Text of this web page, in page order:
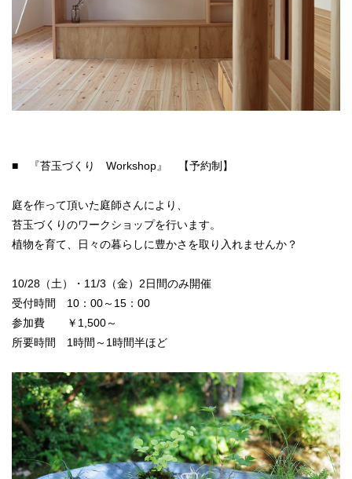
■ 『苔玉づくり Workshop』 【予約制】
庭を作って頂いた庭師さんにより、
苔玉づくりのワークショップを行います。
植物を育て、日々の暮らしに豊かさを取り入れませんか？
10/28（土）・11/3（金）2日間のみ開催
受付時間 10：00～15：00
参加費 ￥1,500～
所要時間 1時間～1時間半ほど